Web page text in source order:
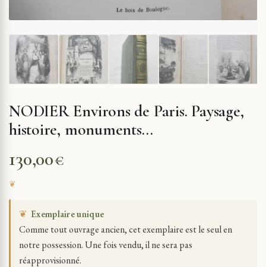
NODIER Environs de Paris. Paysage,
histoire, monuments…
130,00€
❦ Exemplaire unique
Comme tout ouvrage ancien, cet exemplaire est le seul en
notre possession. Une fois vendu, il ne sera pas
réapprovisionné.